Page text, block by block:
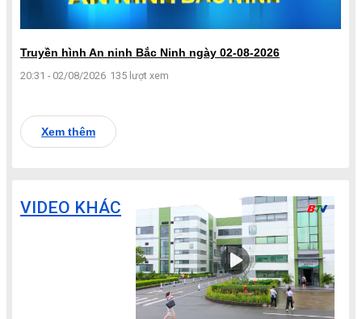
Truyền hình An ninh Bắc Ninh ngày 02-08-2026
20:31 - 02/08/2026 135 lượt xem
Xem thêm
VIDEO KHÁC